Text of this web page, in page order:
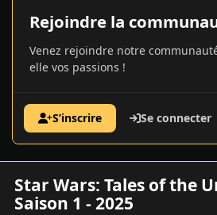
Rejoindre la
Venez rejoindre notre
elle vos passions !
S’inscrire Se connecter
Star Wars: Tales of the
Saison 1 - 2025